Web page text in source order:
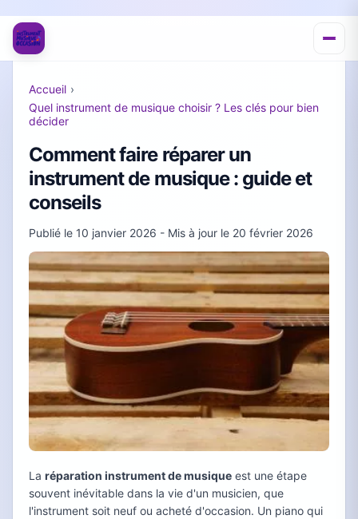
Accueil ›
Quel instrument de musique choisir ? Les clés pour bien
décider
Comment faire réparer un
instrument de musique : guide et
conseils
Publié le 10 janvier 2026 - Mis à jour le 20 février 2026
La réparation instrument de musique est une étape
souvent inévitable dans la vie d'un musicien, que
l'instrument soit neuf ou acheté d'occasion. Un piano qui